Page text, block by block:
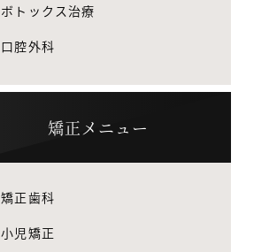
ボトックス治療
口腔外科
矯正メニュー
矯正歯科
小児矯正